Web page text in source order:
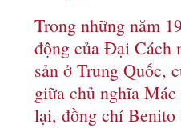
Trong những năm
động của Đại Cách
sản ở Trung Quốc,
giữa chủ nghĩa
lại, đồng chí